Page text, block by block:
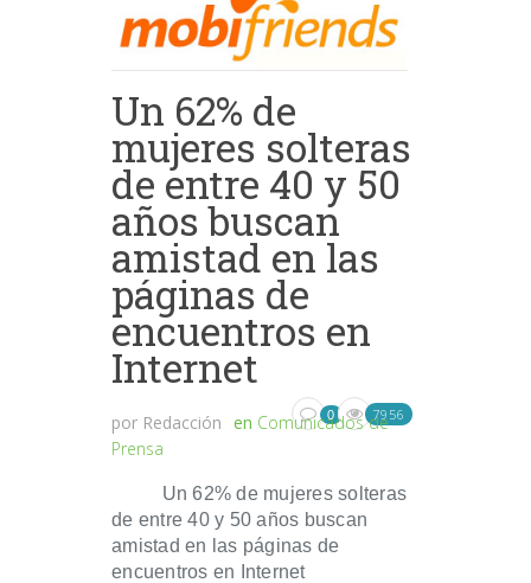
Un 62% de
mujeres solteras
de entre 40 y 50
años buscan
amistad en las
páginas de
encuentros en
Internet
por Redacción en Comunicados de
Prensa
0 7956
Un 62% de mujeres solteras
de entre 40 y 50 años buscan
amistad en las páginas de
encuentros en Internet